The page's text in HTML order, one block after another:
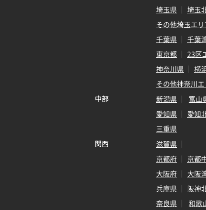
埼玉県
埼玉
その他埼玉エリ
千葉県
千葉
東京都
23区
神奈川県
横
その他神奈川
中部
新潟県 富山
愛知県
愛知
三重県
関西
滋賀県
京都府
京都
大阪府
大阪
兵庫県
阪神
奈良県
和歌